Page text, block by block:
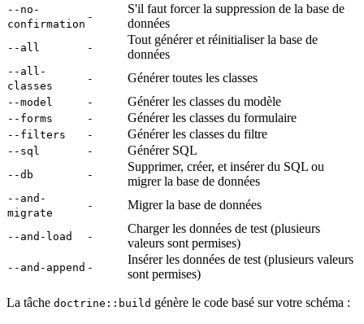
--no-
confirmation
-
S'il faut forcer la suppression de la base de
données
--all -
Tout générer et réinitialiser la base de
données
--all-
classes
- Générer toutes les classes
--model - Générer les classes du modèle
--forms - Générer les classes du formulaire
--filters - Générer les classes du filtre
--sql - Générer SQL
--db -
Supprimer, créer, et insérer du SQL ou
migrer la base de données
--and-
migrate
- Migrer la base de données
--and-load -
Charger les données de test (plusieurs
valeurs sont permises)
--and-append -
Insérer les données de test (plusieurs valeurs
sont permises)
La tâche doctrine::build génère le code basé sur votre schéma :